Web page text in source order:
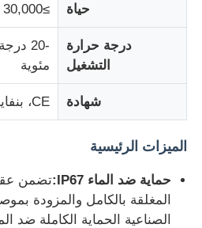
LED شبكة الشبكة
قاد شاشة فيلم شفاف
شاشة LED شفافة
حياة ≥30,000 ساعة
درجة حرارة
التشغيل
مئوية
شهادة CE، بنفايات، EPR، لفد، EMC
الميزات الرئيسية
حماية ضد الماء IP67:
المغلقة بالكامل والمزودة
الصناعية الحماية الكاملة ضد